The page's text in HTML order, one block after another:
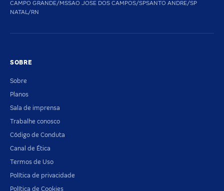
CAMPO GRANDE/MSSAO JOSE DOS CAMPOS/SPSANTO ANDRE/SP
NATAL/RN
SOBRE
Sobre
Planos
Sala de imprensa
Trabalhe conosco
Código de Conduta
Canal de Ética
Termos de Uso
Política de privacidade
Política de Cookies